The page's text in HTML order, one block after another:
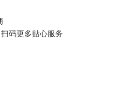
扫码更多贴心服务